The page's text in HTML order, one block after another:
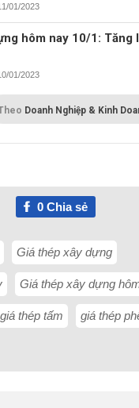
01/2023
hôm nay 10/1: Tăng
01/2023
Doanh Nghiệp & Kinh
0Chia sẻ
Giá thép xây dựng
Giá thép xây dựng
giá thép tấm giá thép